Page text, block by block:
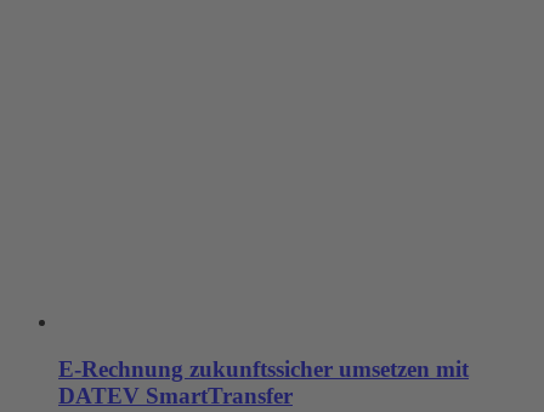
E-Rechnung zukunftssicher umsetzen mit
DATEV SmartTransfer